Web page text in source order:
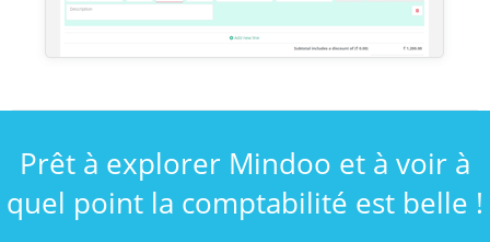
Prêt à explorer Mindoo et à voir à
quel point la comptabilité est belle !